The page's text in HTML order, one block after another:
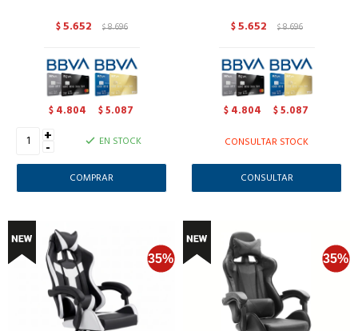
$5.652 $8.696
$ 4.804 $5.087
+
- EN STOCK
$5.652 $8.696
$ 4.804 $5.087
CONSULTAR STOCK
CONSULTAR